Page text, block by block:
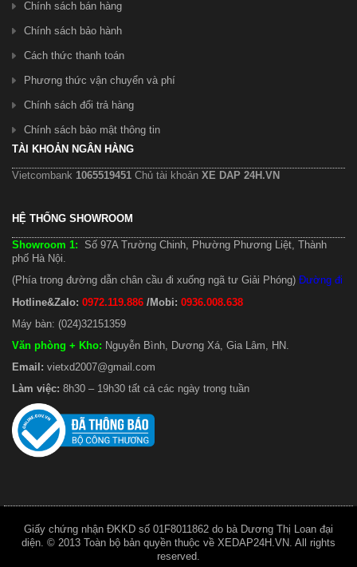
Chính sách bán hàng
Chính sách bảo hành
Cách thức thanh toán
Phương thức vận chuyển và phí
Chính sách đổi trả hàng
Chính sách bảo mật thông tin
TÀI KHOẢN NGÂN HÀNG
Vietcombank 1065519451 Chủ tài khoản XE DAP 24H.VN
HỆ THỐNG SHOWROOM
Showroom 1: Số 97A Trường Chinh, Phường Phương Liệt, Thành
phố Hà Nội.
(Phía trong đường dẫn chân cầu đi xuống ngã tư Giải Phóng) Đường đi
Hotline&Zalo: 0972.119.886 /Mobi: 0936.008.638
Máy bàn: (024)32151359
Văn phòng + Kho: Nguyễn Bình, Dương Xá, Gia Lâm, HN.
Email: vietxd2007@gmail.com
Làm việc: 8h30 – 19h30 tất cả các ngày trong tuần
Giấy chứng nhận ĐKKD số 01F8011862 do bà Dương Thị Loan đại
diện. © 2013 Toàn bộ bản quyền thuộc về XEDAP24H.VN. All rights
reserved.